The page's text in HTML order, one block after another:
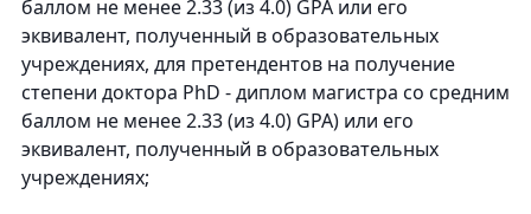
баллом не менее 2.33 (из 4.0) GPA или его
эквивалент, полученный в образовательных
учреждениях, для претендентов на получение
степени доктора PhD - диплом магистра со средним
баллом не менее 2.33 (из 4.0) GPA) или его
эквивалент, полученный в образовательных
учреждениях;